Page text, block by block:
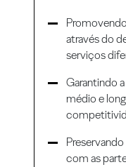
através do
serviços
Garantindo
médio e
com as